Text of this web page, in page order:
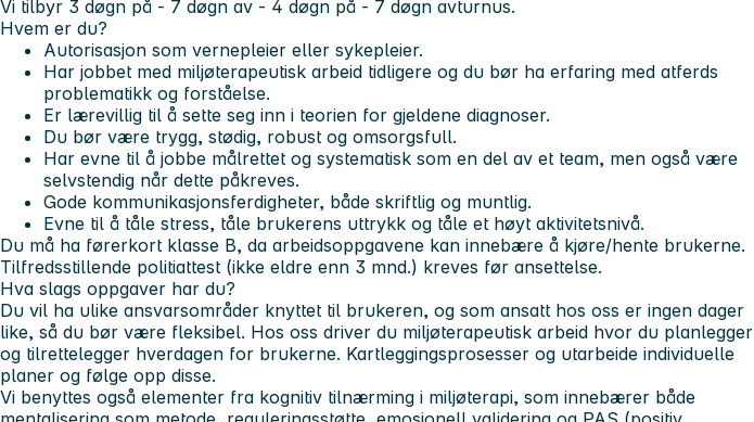
Vi tilbyr 3 døgn på - 7 døgn av - 4 døgn på - 7 døgn avturnus.
Hvem er du?
Autorisasjon som vernepleier eller sykepleier.
Har jobbet med miljøterapeutisk arbeid tidligere og du bør ha erfaring med atferds
problematikk og forståelse.
Er lærevillig til å sette seg inn i teorien for gjeldene diagnoser.
Du bør være trygg, stødig, robust og omsorgsfull.
Har evne til å jobbe målrettet og systematisk som en del av et team, men også være
selvstendig når dette påkreves.
Gode kommunikasjonsferdigheter, både skriftlig og muntlig.
Evne til å tåle stress, tåle brukerens uttrykk og tåle et høyt aktivitetsnivå.
Du må ha førerkort klasse B, da arbeidsoppgavene kan innebære å kjøre/hente brukerne.
Tilfredsstillende politiattest (ikke eldre enn 3 mnd.) kreves før ansettelse.
Hva slags oppgaver har du?
Du vil ha ulike ansvarsområder knyttet til brukeren, og som ansatt hos oss er ingen dager
like, så du bør være fleksibel. Hos oss driver du miljøterapeutisk arbeid hvor du planlegger
og tilrettelegger hverdagen for brukerne. Kartleggingsprosesser og utarbeide individuelle
planer og følge opp disse.
Vi benyttes også elementer fra kognitiv tilnærming i miljøterapi, som innebærer både